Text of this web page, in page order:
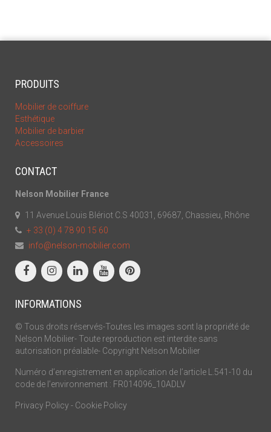
PRODUITS
Mobilier de coiffure
Esthétique
Mobilier de barbier
Accessoires
CONTACT
Nelson Mobilier France
11 Avenue Louis Blériot C.S 40031, 69687, Chassieu, Rhône
+ 33 (0) 4 78 90 15 60
info@nelson-mobilier.com
INFORMATIONS
© Tous droits réservés-Toutes les images sont la propriété de
Nelson Mobilier- Toute reproduction est interdite sans
autorisation préalable- Copyright Nelson Mobilier
Numéro d’enregistrement en application de l’article L.541-10 du
code de l’environnement : FR014096_10ADLV
Privacy Policy- Cookie Policy